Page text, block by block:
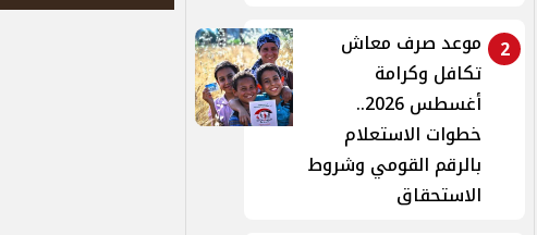
2
موعد صرف معاش
تكافل وكرامة
أغسطس 2026..
خطوات الاستعلام
بالرقم القومي وشروط
الاستحقاق